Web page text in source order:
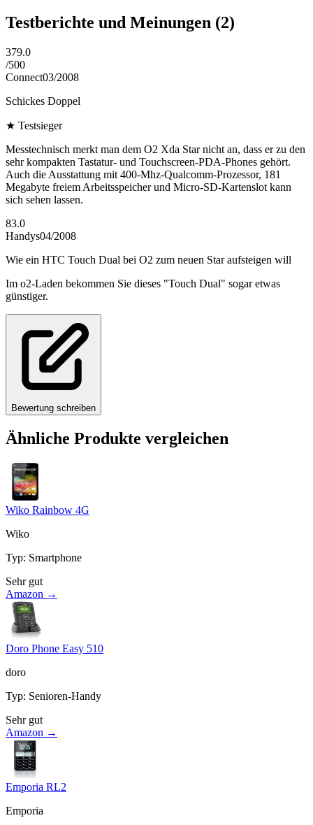
Testberichte und Meinungen (2)
379.0
/500
Connect03/2008
Schickes Doppel
★ Testsieger
Messtechnisch merkt man dem O2 Xda Star nicht an, dass er zu den
sehr kompakten Tastatur- und Touchscreen-PDA-Phones gehört.
Auch die Ausstattung mit 400-Mhz-Qualcomm-Prozessor, 181
Megabyte freiem Arbeitsspeicher und Micro-SD-Kartenslot kann
sich sehen lassen.
83.0
Handys04/2008
Wie ein HTC Touch Dual bei O2 zum neuen Star aufsteigen will
Im o2-Laden bekommen Sie dieses "Touch Dual" sogar etwas
günstiger.
Bewertung schreiben
Ähnliche Produkte vergleichen
Wiko Rainbow 4G
Wiko
Typ: Smartphone
Sehr gut
Amazon →
Doro Phone Easy 510
doro
Typ: Senioren-Handy
Sehr gut
Amazon →
Emporia RL2
Emporia